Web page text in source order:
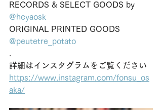
RECORDS & SELECT GOODS by
@heyaosk
ORIGINAL PRINTED GOODS
@peutetre_potato
.
詳細はインスタグラムをご覧ください
https://www.instagram.com/fonsu_os
aka/